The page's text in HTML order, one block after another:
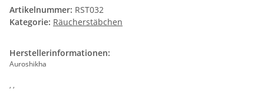
Artikelnummer: RST032
Kategorie: Räucherstäbchen
Herstellerinformationen:
Auroshikha
, ,